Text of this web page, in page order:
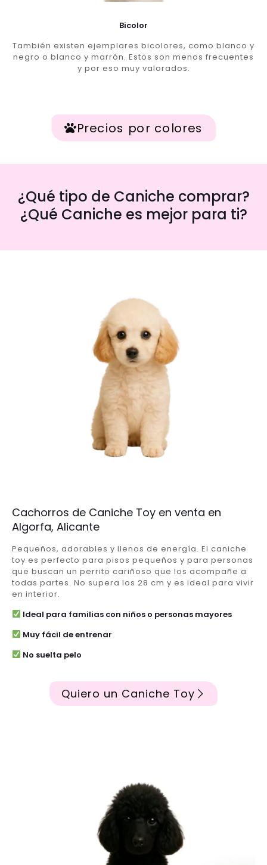
Bicolor
También existen ejemplares bicolores, como blanco y
negro o blanco y marrón. Estos son menos frecuentes
y por eso muy valorados.
Precios por colores
¿Qué tipo de Caniche comprar?
¿Qué Caniche es mejor para ti?
Cachorros de Caniche Toy en venta en
Algorfa, Alicante
Pequeños, adorables y llenos de energía. El caniche
toy es perfecto para pisos pequeños y para personas
que buscan un perrito cariñoso que los acompañe a
todas partes. No supera los 28 cm y es ideal para vivir
en interior.
Ideal para familias con niños o personas mayores
Muy fácil de entrenar
No suelta pelo
Quiero un Caniche Toy